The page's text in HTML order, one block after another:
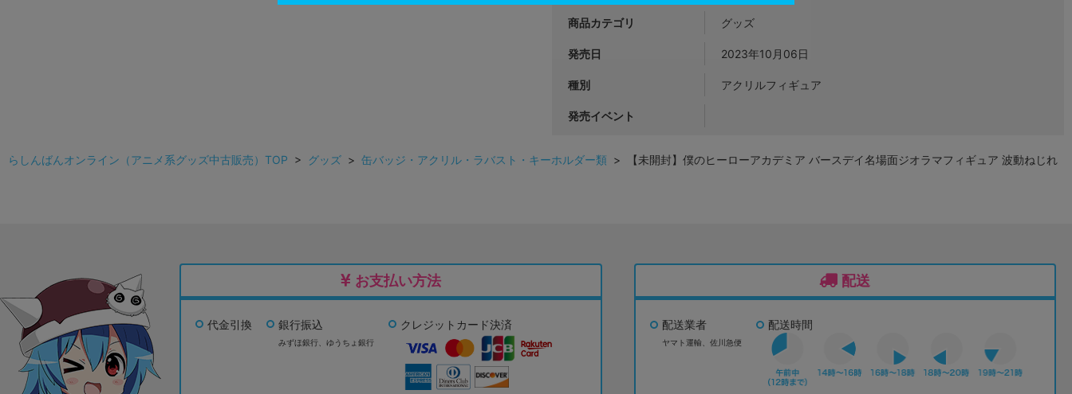
商品カテゴリ グッズ
発売日 2023年10月06日
種別 アクリルフィギュア
発売イベント
らしんばんオンライン（アニメ系グッズ中古販売）TOP > グッズ > 缶バッジ・アクリル・ラバスト・キーホルダー類 > 【未開封】僕のヒーローアカデミア バースデイ名場面ジオラマフィギュア 波動ねじれ
お支払い方法
代金引換 銀行振込
みずほ銀行、 ゆうちょ銀行
クレジットカード決済
配送
配送業者
ヤマト運輸、佐川急便
配送時間